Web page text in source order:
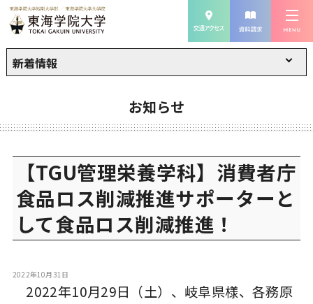
新着情報
お知らせ
【TGU管理栄養学科】消費者庁
食品ロス削減推進サポーターと
して食品ロス削減推進！
2022年10月31日
2022年10月29日（土）、岐阜県様、各務原